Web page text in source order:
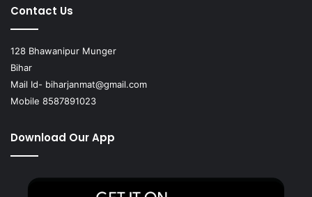
Contact Us
128 Bhawanipur Munger
Bihar
Mail Id- biharjanmat@gmail.com
Mobile 8587891023
Download Our App